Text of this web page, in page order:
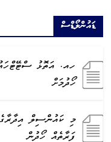
ޑައުންލޯޑްސް
ހއ. އަތޮޅު
ހޯދުމަށް
މި ކައުންސިލް
ފަރާތެއް ހޯދުން